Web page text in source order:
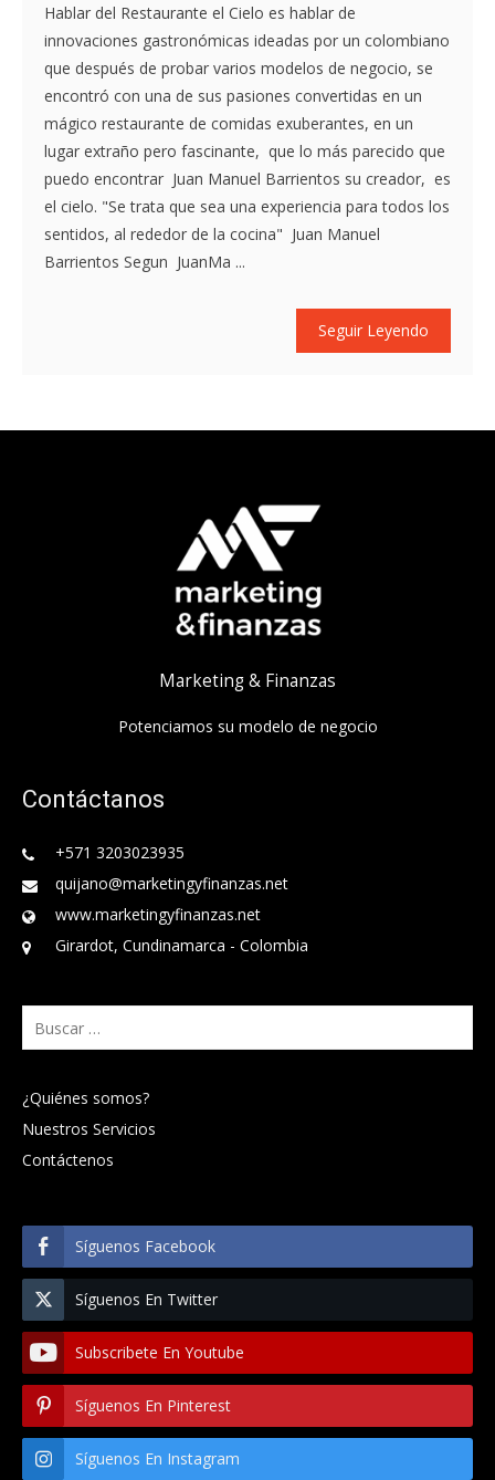
Hablar del Restaurante el Cielo es hablar de
innovaciones gastronómicas ideadas por un colombiano
que después de probar varios modelos de negocio, se
encontró con una de sus pasiones convertidas en un
mágico restaurante de comidas exuberantes, en un
lugar extraño pero fascinante, que lo más parecido que
puedo encontrar Juan Manuel Barrientos su creador, es
el cielo. "Se trata que sea una experiencia para todos los
sentidos, al rededor de la cocina" Juan Manuel
Barrientos Segun JuanMa ...
Seguir Leyendo
Marketing & Finanzas
Potenciamos su modelo de negocio
Contáctanos
+571 3203023935
quijano@marketingyfinanzas.net
www.marketingyfinanzas.net
Girardot, Cundinamarca - Colombia
Buscar:
¿Quiénes somos?
Nuestros Servicios
Contáctenos
Síguenos Facebook
Síguenos En Twitter
Subscribete En Youtube
Síguenos En Pinterest
Síguenos En Instagram